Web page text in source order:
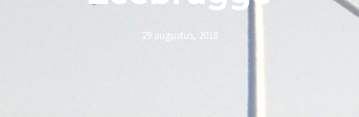
29 augustus, 2018